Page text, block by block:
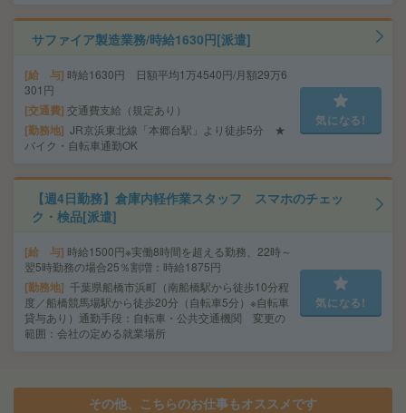
サファイア製造業務/時給1630円[派遣]
給 与 時給1630円 日額平均1万4540円/月額29万6
301円
交通費 交通費支給（規定あり）
勤務地 JR京浜東北線「本郷台駅」より徒歩5分 ★
バイク・自転車通勤OK
気になる!
【週4日勤務】倉庫内軽作業スタッフ スマホのチェッ
ク・検品[派遣]
給 与 時給1500円※実働8時間を超える勤務、22時～
翌5時勤務の場合25％割増：時給1875円
勤務地 千葉県船橋市浜町（南船橋駅から徒歩10分程
度／船橋競馬場駅から徒歩20分（自転車5分）※自転車
貸与あり）通勤手段：自転車・公共交通機関 変更の
範囲：会社の定める就業場所
気になる!
その他、こちらのお仕事もオススメです